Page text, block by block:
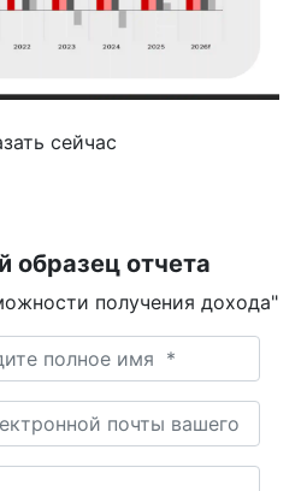
сейчас
образец отчета
получения дохода"